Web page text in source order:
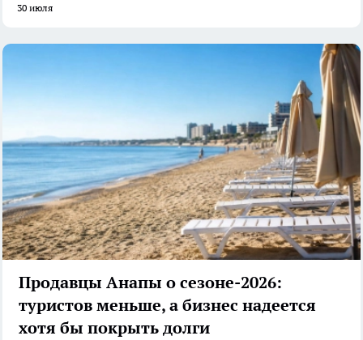
30 июля
Продавцы Анапы о сезоне-2026:
туристов меньше, а бизнес надеется
хотя бы покрыть долги